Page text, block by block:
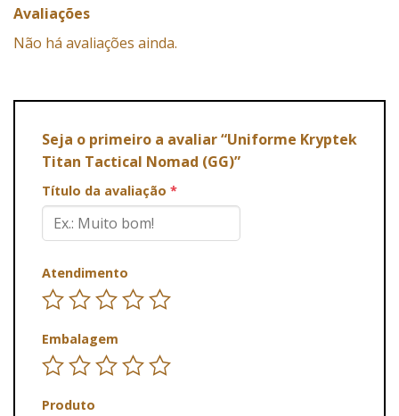
Avaliações
Não há avaliações ainda.
Seja o primeiro a avaliar “Uniforme Kryptek
Titan Tactical Nomad (GG)”
Título da avaliação *
Atendimento
Embalagem
Produto